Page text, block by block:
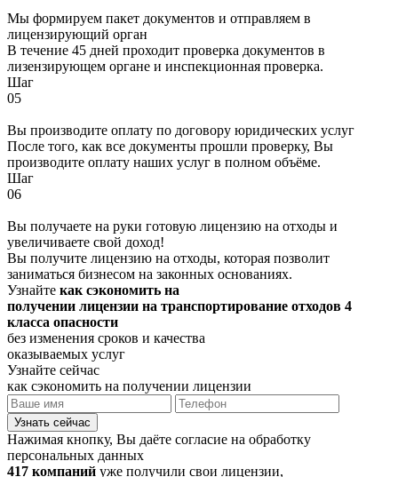
Мы формируем пакет документов и отправляем в
лицензирующий орган
В течение 45 дней проходит проверка документов в
лизензирующем органе и инспекционная проверка.
Шаг
05
Вы производите оплату по договору юридических услуг
После того, как все документы прошли проверку, Вы
производите оплату наших услуг в полном объёме.
Шаг
06
Вы получаете на руки готовую лицензию на отходы и
увеличиваете свой доход!
Вы получите лицензию на отходы, которая позволит
заниматься бизнесом на законных основаниях.
Узнайте как сэкономить на
получении лицензии на транспортирование отходов 4
класса опасности
без изменения сроков и качества
оказываемых услуг
Узнайте сейчас
как сэкономить на получении лицензии
Узнать сейчас
Нажимая кнопку, Вы даёте согласие на обработку
персональных данных
417 компаний уже получили свои лицензии,